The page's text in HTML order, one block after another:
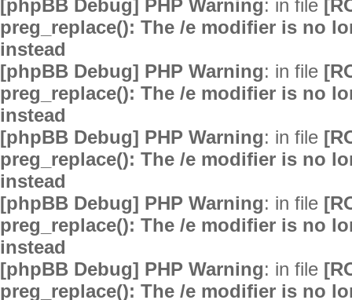
[phpBB Debug] PHP Warning: in file
preg_replace(): The /e modifier is no
instead
[phpBB Debug] PHP Warning: in file
preg_replace(): The /e modifier is no
instead
[phpBB Debug] PHP Warning: in file
preg_replace(): The /e modifier is no
instead
[phpBB Debug] PHP Warning: in file
preg_replace(): The /e modifier is no
instead
[phpBB Debug] PHP Warning: in file
preg_replace(): The /e modifier is no